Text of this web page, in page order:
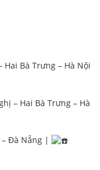
Hai Bà Trưng – Hà Nội
– Hai Bà Trưng – Hà
Đà Nẵng |